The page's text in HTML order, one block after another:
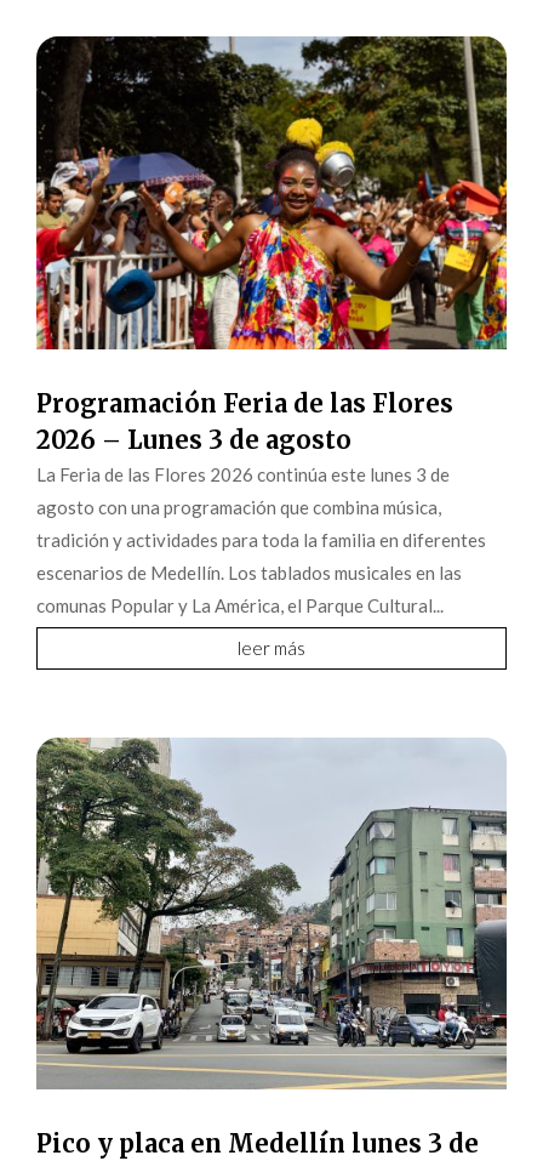
Programación Feria de las Flores
2026 – Lunes 3 de agosto
La Feria de las Flores 2026 continúa este lunes 3 de
agosto con una programación que combina música,
tradición y actividades para toda la familia en diferentes
escenarios de Medellín. Los tablados musicales en las
comunas Popular y La América, el Parque Cultural...
leer más
Pico y placa en Medellín lunes 3 de